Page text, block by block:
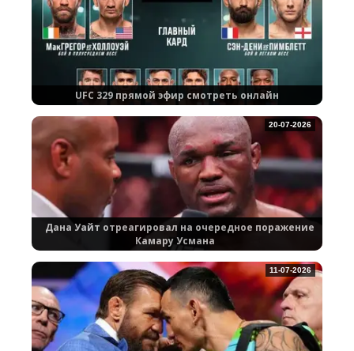
UFC 329 прямой эфир смотреть онлайн
Дана Уайт отреагировал на очередное поражение
Камару Усмана
20-07-2026
11-07-2026